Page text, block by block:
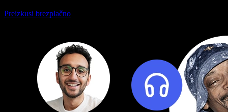
Preizkusi brezplačno